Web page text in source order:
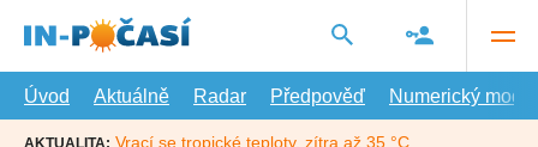
hlavní
Úvod
Aktuálně Radar Předpověď Numerický model
AKTUALITA: Vrací se tropické teploty, zítra až 35 °C